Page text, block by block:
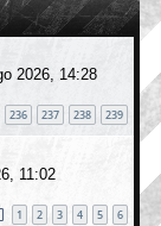
2026, 14:28
236 237 238 239
11:02
1 2 3 4 5 6